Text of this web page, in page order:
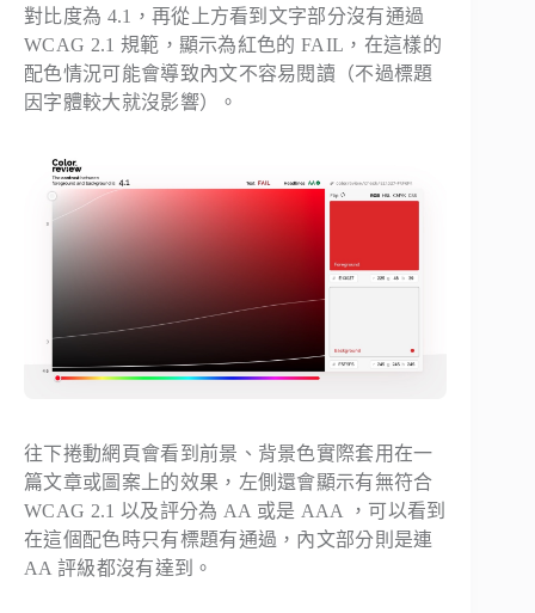
對比度為 4.1，再從上方看到文字部分沒有通過
WCAG 2.1 規範，顯示為紅色的 FAIL，在這樣的
配色情況可能會導致內文不容易閱讀（不過標題
因字體較大就沒影響）。
往下捲動網頁會看到前景、背景色實際套用在一
篇文章或圖案上的效果，左側還會顯示有無符合
WCAG 2.1 以及評分為 AA 或是 AAA ，可以看到
在這個配色時只有標題有通過，內文部分則是連
AA 評級都沒有達到。